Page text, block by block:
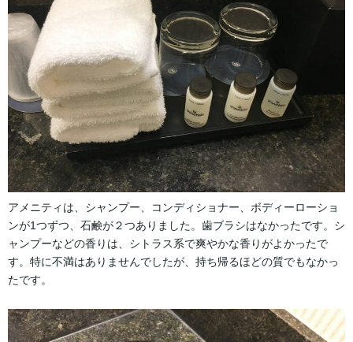
アメニティは、シャンプー、コンディショナー、ボディーローショ
ンが1つずつ、石鹸が２つありました。歯ブラシはなかったです。シ
ャンプーなどの香りは、シトラス系で爽やかな香りがよかったで
す。特に不満はありませんでしたが、持ち帰るほどの質でもなかっ
たです。